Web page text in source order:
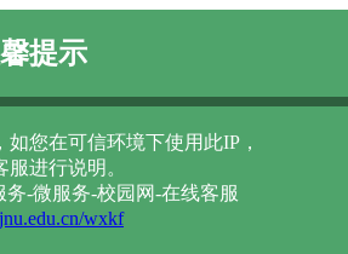
提示
您在可信环境下使用此IP，
进行说明。
务-微服务-校园网-在线客服
wxkf